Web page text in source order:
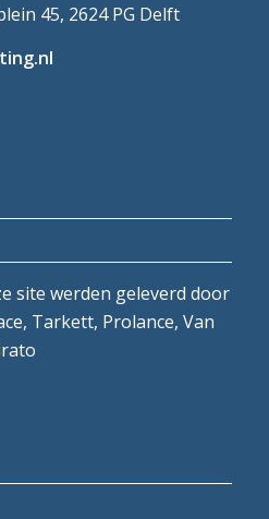
45, 2624 PG Delft
site werden geleverd door
Tarkett, Prolance, Van